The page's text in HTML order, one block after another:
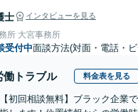
士 インタビューを見る
所 大宮事務所
受付中面談方法(対面・電話・
働トラブル 料金表を見る
初回相談無料】ブラック企業